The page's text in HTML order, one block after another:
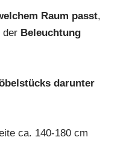
Raum passt,
der Beleuchtung
darunter
ca. 140-180 cm